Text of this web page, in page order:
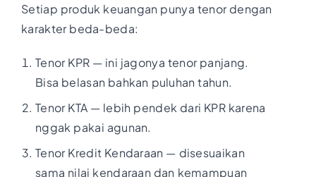
Setiap produk keuangan punya tenor dengan
karakter beda-beda:
Tenor KPR — ini jagonya tenor panjang.
Bisa belasan bahkan puluhan tahun.
Tenor KTA — lebih pendek dari KPR karena
nggak pakai agunan.
Tenor Kredit Kendaraan — disesuaikan
sama nilai kendaraan dan kemampuan